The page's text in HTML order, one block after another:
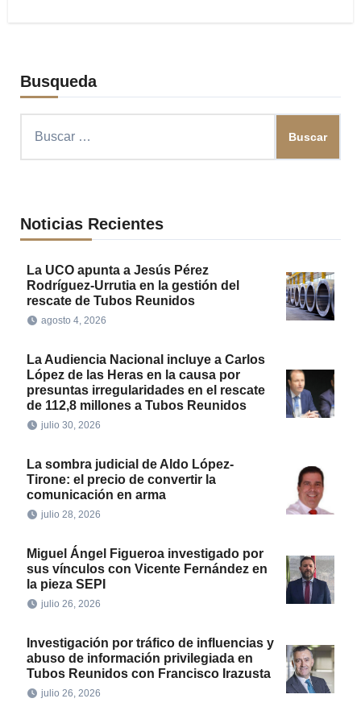
Busqueda
Noticias Recientes
La UCO apunta a Jesús Pérez
Rodríguez-Urrutia en la gestión del
rescate de Tubos Reunidos
agosto 4, 2026
La Audiencia Nacional incluye a Carlos
López de las Heras en la causa por
presuntas irregularidades en el rescate
de 112,8 millones a Tubos Reunidos
julio 30, 2026
La sombra judicial de Aldo López-
Tirone: el precio de convertir la
comunicación en arma
julio 28, 2026
Miguel Ángel Figueroa investigado por
sus vínculos con Vicente Fernández en
la pieza SEPI
julio 26, 2026
Investigación por tráfico de influencias y
abuso de información privilegiada en
Tubos Reunidos con Francisco Irazusta
julio 26, 2026